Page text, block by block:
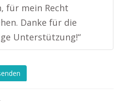
für mein Recht
Danke für die
Unterstützung!“